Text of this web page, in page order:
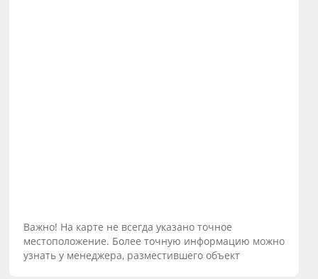
Важно! На карте не всегда указано точное
местоположение. Более точную информацию можно
узнать у менеджера, разместившего объект